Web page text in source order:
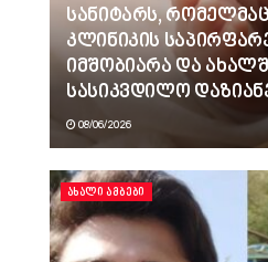
სანიტარს,
კლინიკის
იმშობიარა და
სასიკვდილო
08/06/2026
ᲐᲮᲐᲚᲘ ᲐᲛᲑᲔᲑᲘ